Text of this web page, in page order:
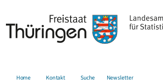
Home Kontakt Suche Newsletter